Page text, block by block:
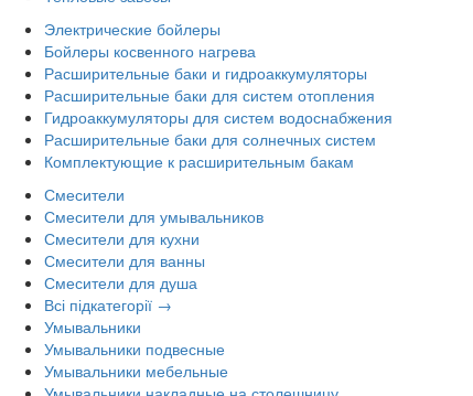
Электрические бойлеры
Бойлеры косвенного нагрева
Расширительные баки и гидроаккумуляторы
Расширительные баки для систем отопления
Гидроаккумуляторы для систем водоснабжения
Расширительные баки для солнечных систем
Комплектующие к расширительным бакам
Смесители
Смесители для умывальников
Смесители для кухни
Смесители для ванны
Смесители для душа
Всі підкатегорії →
Умывальники
Умывальники подвесные
Умывальники мебельные